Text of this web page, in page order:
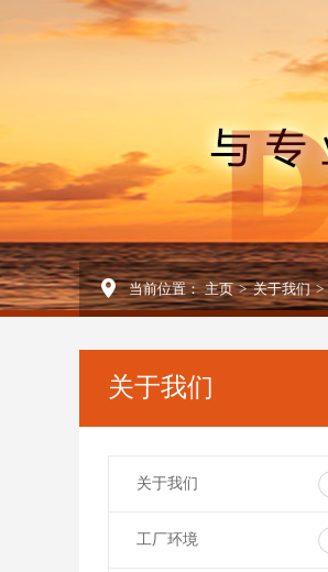
当前位置： 主页 > 关于我们 >
关于我们
关于我们
工厂环境